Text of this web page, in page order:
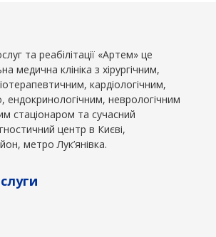
та реабілітації «Артем» це
медична клініка з хірургічним,
кардіологічним,
ендокринологічним, неврологічним
стаціонаром та сучасний
центр в Києві,
метро Лук’янівка.